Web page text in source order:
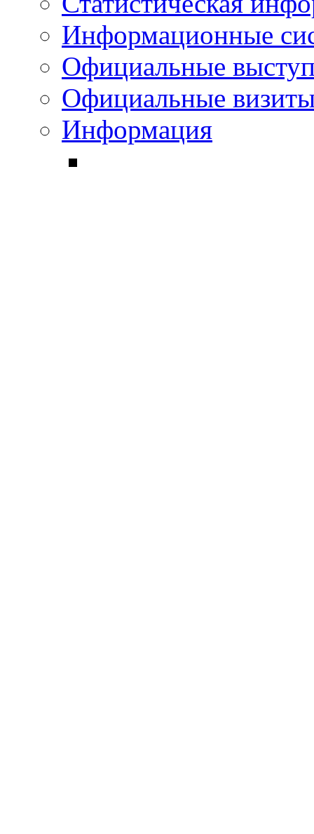
Информационные
Официальные
Официальные
Информация